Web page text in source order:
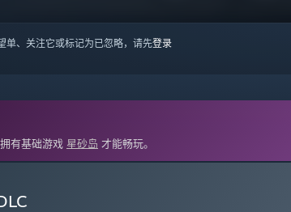
单、关注它或标记为已忽略，请先登录
有基础游戏 星砂岛 才能畅玩。